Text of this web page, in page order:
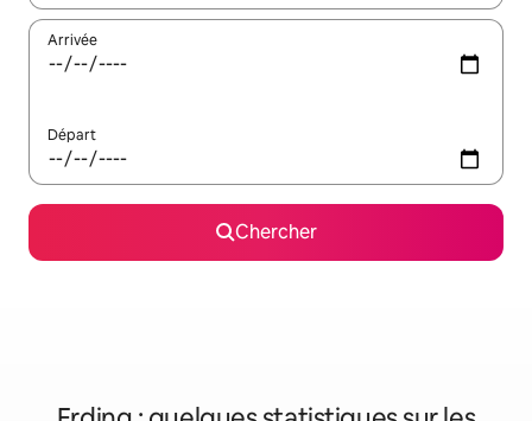
Arrivée
Départ
Chercher